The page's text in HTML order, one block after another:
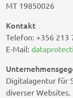
MT 19850026
Kontakt
Telefon: +356 213
E-Mail:
Digitalagentur für
diverser Websites.